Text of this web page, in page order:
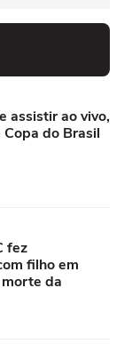
assistir ao vivo,
do Brasil
fez
filho em
da